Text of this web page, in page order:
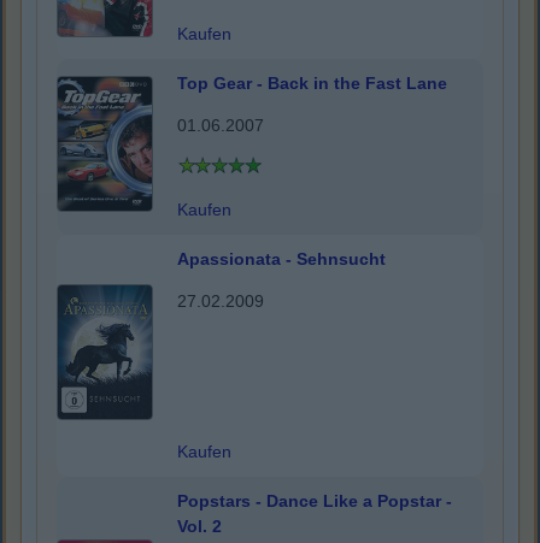
Kaufen
Top Gear - Back in the Fast Lane
01.06.2007
Kaufen
Apassionata - Sehnsucht
27.02.2009
Kaufen
Popstars - Dance Like a Popstar -
Vol. 2